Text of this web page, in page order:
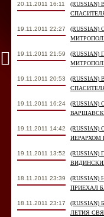
20.11.2011 16:11
19.11.2011 22:27
19.11.2011 21:59
19.11.2011 20:53
19.11.2011 16:24
19.11.2011 14:42
19.11.2011 13:52
18.11.2011 23:39
ПРИЕХАЛ
18.11.2011 23:17
ЛЕТИЯ